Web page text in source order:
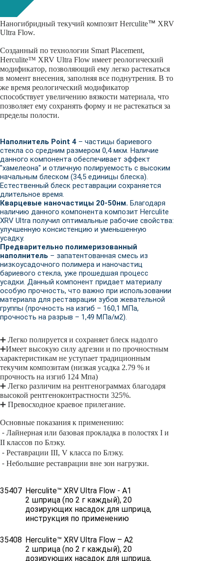
Наногибридный текучий композит Herculite™ XRV
Ultra Flow.
Созданный по технологии Smart Placement,
Herculite™ XRV Ultra Flow имеет реологический
модификатор, позволяющий ему легко растекаться
в момент внесения, заполняя все поднутрения. В то
же время реологический модификатор
способствует увеличению вязкости материала, что
позволяет ему сохранять форму и не растекаться за
пределы полости.
Наполнитель Point 4 – частицы бариевого
стекла со средним размером 0,4 мкм. Наличие
данного компонента обеспечивает эффект
"хамелеона" и отличную полируемость с высоким
начальным блеском (34,5 единицы блеска).
Естественный блеск реставрации сохраняется
длительное время.
Кварцевые наночастицы 20-50нм. Благодаря
наличию данного компонента композит Herculite
XRV Ultra получил оптимальные рабочие свойства:
улучшенную консистенцию и уменьшенную
усадку.
Предварительно полимеризованный
наполнитель – запатентованная смесь из
низкоусадочного полимера и наночастиц
бариевого стекла, уже прошедшая процесс
усадки. Данный компонент придает материалу
особую прочность, что важно при использовании
материала для реставрации зубов жевательной
группы (прочность на изгиб – 160,1 МПа,
прочность на разрыв – 1,49 МПа/м2).
➕ Легко полируется и сохраняет блеск надолго
➕Имеет высокую силу адгезии и по прочностным
характеристикам не уступает традиционным
текучим композитам (низкая усадка 2.79 % и
прочность на изгиб 124 Мпа)
➕ Легко различим на рентгенограммах благодаря
высокой рентгеноконтрастности 325%.
➕ Превосходное краевое прилегание.
Основные показания к применению:
⁃ Лайнерная или базовая прокладка в полостях I и
II классов по Блэку.
⁃ Реставрации III, V класса по Блэку.
⁃ Небольшие реставрации вне зон нагрузки.
35407 Herculite™ XRV Ultra Flow - A1
2 шприца (по 2 г каждый), 20
дозирующих насадок для шприца,
инструкция по применению
35408 Herculite™ XRV Ultra Flow – A2
2 шприца (по 2 г каждый), 20
дозирующих насадок для шприца,